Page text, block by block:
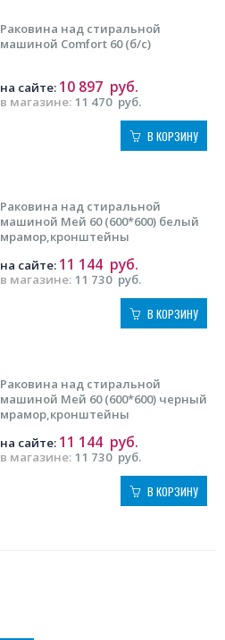
Раковина над стиральной
машиной Comfort 60 (б/с)
в магазине: 11 470 руб.
на сайте: 10 897 руб.
В КОРЗИНУ
Раковина над стиральной
машиной Мей 60 (600*600) белый
мрамор,кронштейны
в магазине: 11 730 руб.
на сайте: 11 144 руб.
В КОРЗИНУ
Раковина над стиральной
машиной Мей 60 (600*600) черный
мрамор,кронштейны
в магазине: 11 730 руб.
на сайте: 11 144 руб.
В КОРЗИНУ